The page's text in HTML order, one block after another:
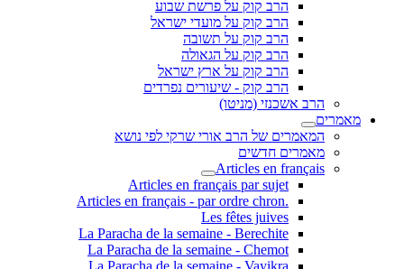
הרב קוק על פרשת שבוע
הרב קוק על מועדי ישראל
הרב קוק על תשובה
הרב קוק על הגאולה
הרב קוק על ארץ ישראל
הרב קוק - שיעורים נפרדים
הרב אשכנזי (מניטו)
מאמרים
המאמרים של הרב אורי שרקי לפי נושא
מאמרים חדשים
Articles en français
Articles en français par sujet
.Articles en français - par ordre chron
Les fêtes juives
La Paracha de la semaine - Berechite
La Paracha de la semaine - Chemot
La Paracha de la semaine - Vayikra